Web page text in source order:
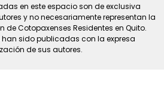
en este espacio son de exclusiva
y no necesariamente representan la
de Cotopaxenses Residentes en Quito.
sido publicadas con la expresa
de sus autores.